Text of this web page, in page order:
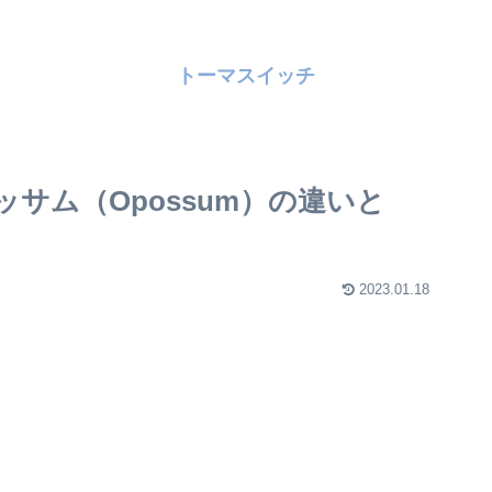
トーマスイッチ
サム（Opossum）の違いと
2023.01.18